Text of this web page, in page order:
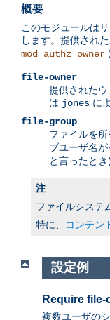
概要
このモジュールは
します。提供され
mod_authz_owner
file-owner
提供された
は jones に
file-group
ファイルを
ブユーザ名
と言ったとき
注
ファイルシステ
特に、
コンテン
設定例
Require file-
複数ユーザの